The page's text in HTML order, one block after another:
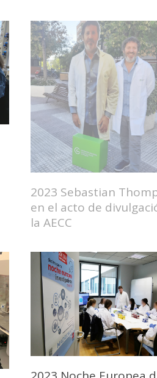
2023 Sebastian
en el acto de
la AECC